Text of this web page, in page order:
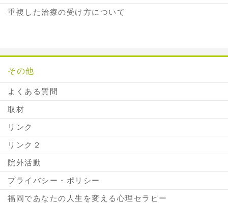
重複した治療の受け方について
その他
よくある質問
取材
リンク
リンク２
院外活動
プライバシー・ポリシー
福岡であなたの人生を変える心理セラピー